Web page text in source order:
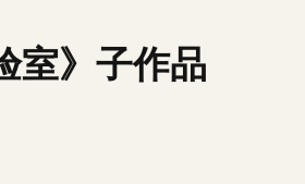
室》子作品